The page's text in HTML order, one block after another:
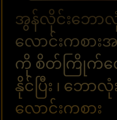
အွန်လိုင်းဘော
လောင်းကစားအ
ကို စိတ်ကြိုက်လ
နိုင်ပြီး ၊ ဘောလုံ
လောင်းကစား